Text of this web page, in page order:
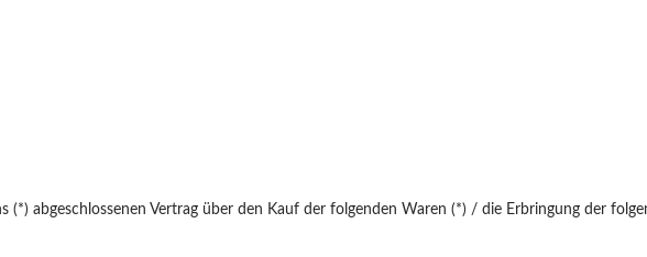
abgeschlossenen Vertrag über den Kauf der folgenden Waren (*) / die Erbringung der